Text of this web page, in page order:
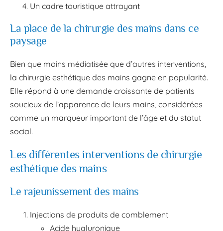
Un cadre touristique attrayant
La place de la chirurgie des mains dans ce
paysage
Bien que moins médiatisée que d’autres interventions,
la chirurgie esthétique des mains gagne en popularité.
Elle répond à une demande croissante de patients
soucieux de l’apparence de leurs mains, considérées
comme un marqueur important de l’âge et du statut
social.
Les différentes interventions de chirurgie
esthétique des mains
Le rajeunissement des mains
Injections de produits de comblement
Acide hyaluronique